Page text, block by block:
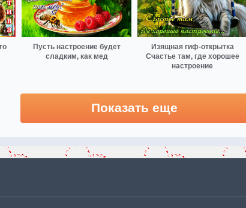
Пусть настроение будет
сладким, как мед
Изящная гиф-открытка
Счастье там, где хорошее
настроение
Показать еще